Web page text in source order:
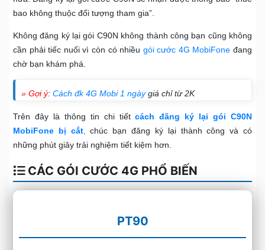
bao không thuộc đối tượng tham gia”.
Không đăng ký lại gói C90N không thành công bạn cũng không
cần phải tiếc nuối vì còn có nhiều gói cước 4G MobiFone đang
chờ bạn khám phá.
» Gợi ý: Cách đk 4G Mobi 1 ngàygiá chỉ từ 2K
Trên đây là thông tin chi tiếtcách đăng ký lại gói C90N
MobiFone bị cắt,
chúc bạn đăng ký lại thành công và có
những phút giây trải nghiệm tiết kiệm hơn.
CÁC GÓI CƯỚC 4G PHỔ BIẾN
PT90